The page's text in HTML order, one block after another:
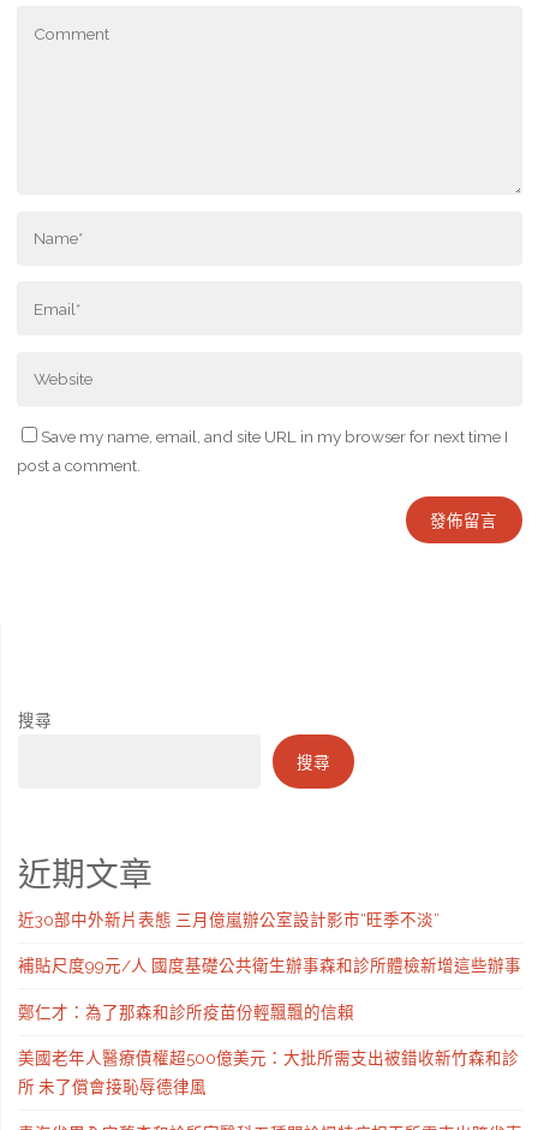
Save my name, email, and site URL in my browser for next time I
post a comment.
搜尋
搜尋
近期文章
近30部中外新片表態 三月億嵐辦公室設計影市“旺季不淡”
補貼尺度99元/人 國度基礎公共衛生辦事森和診所體檢新增這些辦事
鄭仁才：為了那森和診所疫苗份輕飄飄的信賴
美國老年人醫療債權超500億美元：大批所需支出被錯收新竹森和診
所 未了償會接恥辱德律風